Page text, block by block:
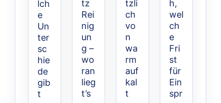
lch
e
Un
ter
sc
hie
de
gib
t
tz
Rei
nig
un
g –
wo
ran
lieg
t’s
tzli
ch
vo
n
wa
rm
auf
kal
t
h,
wel
ch
e
Fri
st
für
Ein
spr